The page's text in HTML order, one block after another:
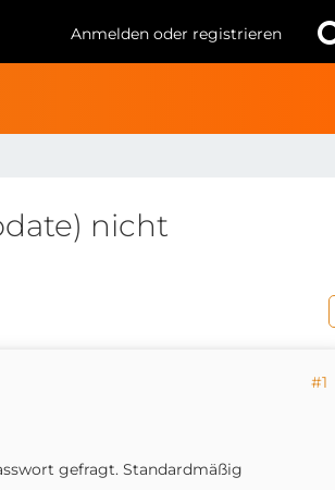
Anmelden oder registrieren
nicht
#1
gefragt. Standardmäßig